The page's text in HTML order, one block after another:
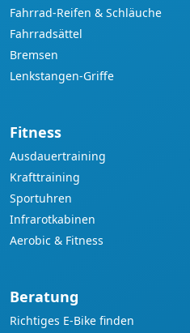
Fahrrad-Reifen & Schläuche
Fahrradsättel
Bremsen
Lenkstangen-Griffe
Fitness
Ausdauertraining
Krafttraining
Sportuhren
Infrarotkabinen
Aerobic & Fitness
Beratung
Richtiges E-Bike finden